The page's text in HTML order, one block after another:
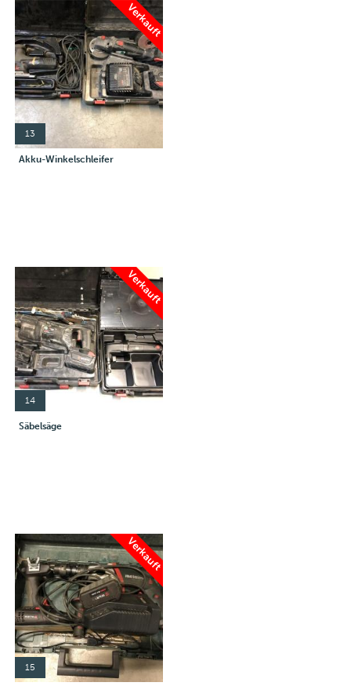
Verkauft
13
Akku-Winkelschleifer
Verkauft
14
Säbelsäge
Verkauft
15